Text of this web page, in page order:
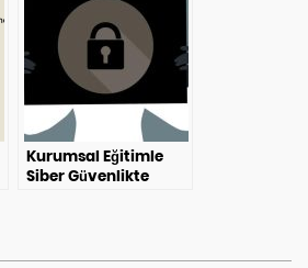
Kurumsal Eğitimle
Siber Güvenlikte